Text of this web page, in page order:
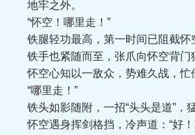
地牢之外。
“怀空！哪里走！”
铁腿轻功最高，第一时间已阻截怀
铁手也紧随而至，张爪向怀空背门
怀空心知以一敌众，势难久战，忙
“哪里走！”
铁头如影随附，一招“头头是道”，
怀空遇身挥剑格挡，冷声道：“好！